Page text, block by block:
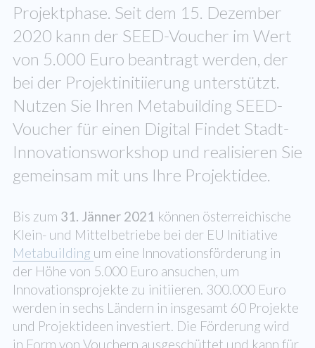
Projektphase. Seit dem 15. Dezember
2020 kann der SEED-Voucher im Wert
von 5.000 Euro beantragt werden, der
bei der Projektinitiierung unterstützt.
Nutzen Sie Ihren Metabuilding SEED-
Voucher für einen Digital Findet Stadt-
Innovationsworkshop und realisieren Sie
gemeinsam mit uns Ihre Projektidee.
Bis zum 31. Jänner 2021 können österreichische
Klein- und Mittelbetriebe bei der EU Initiative
Metabuilding um eine Innovationsförderung in
der Höhe von 5.000 Euro ansuchen, um
Innovationsprojekte zu initiieren. 300.000 Euro
werden in sechs Ländern in insgesamt 60 Projekte
und Projektideen investiert. Die Förderung wird
in Form von Vouchern ausgeschüttet und kann für